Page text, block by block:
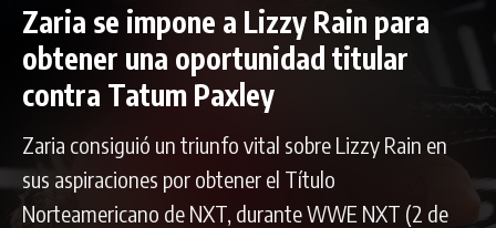
Zaria se impone a Lizzy Rain para
obtener una oportunidad titular
contra Tatum Paxley
Zaria consiguió un triunfo vital sobre Lizzy Rain en
sus aspiraciones por obtener el Título
Norteamericano de NXT, durante WWE NXT (2 de